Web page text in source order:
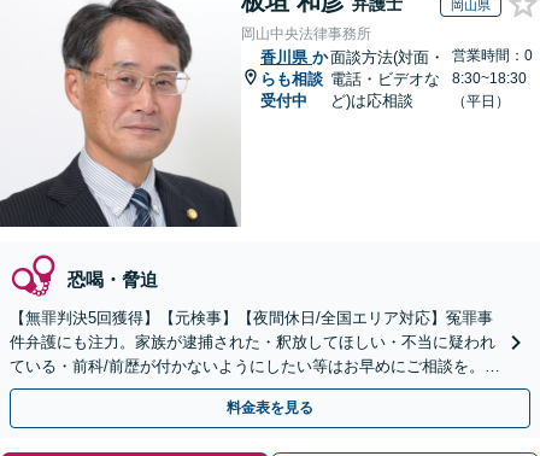
岡山県
岡山中央法律事務所
香川県 か
らも相談
受付中
面談方法(対面・
電話・ビデオな
ど)は応相談
営業時間：0
8:30~18:30
（平日）
恐喝・脅迫
【無罪判決5回獲得】【元検事】【夜間休日/全国エリア対応】冤罪事
件弁護にも注力。家族が逮捕された・釈放してほしい・不当に疑われ
ている・前科/前歴が付かないようにしたい等はお早めにご相談を。迅
速に的確な対応に定評あり【分割払い可】
料金表を見る